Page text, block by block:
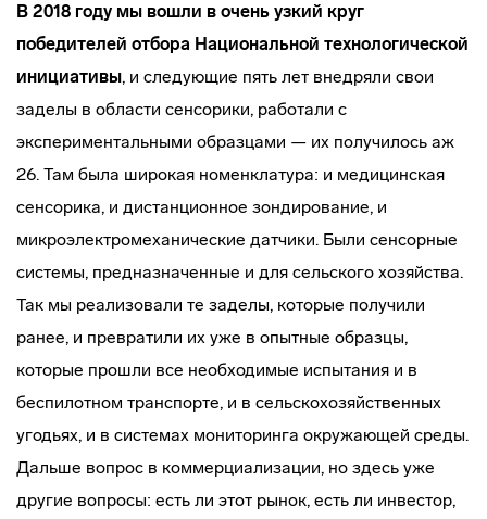
В 2018 году мы вошли в очень узкий круг
победителей отбора Национальной технологической
инициативы, и следующие пять лет внедряли свои
заделы в области сенсорики, работали с
экспериментальными образцами — их получилось аж
26. Там была широкая номенклатура: и медицинская
сенсорика, и дистанционное зондирование, и
микроэлектромеханические датчики. Были сенсорные
системы, предназначенные и для сельского хозяйства.
Так мы реализовали те заделы, которые получили
ранее, и превратили их уже в опытные образцы,
которые прошли все необходимые испытания и в
беспилотном транспорте, и в сельскохозяйственных
угодьях, и в системах мониторинга окружающей среды.
Дальше вопрос в коммерциализации, но здесь уже
другие вопросы: есть ли этот рынок, есть ли инвестор,